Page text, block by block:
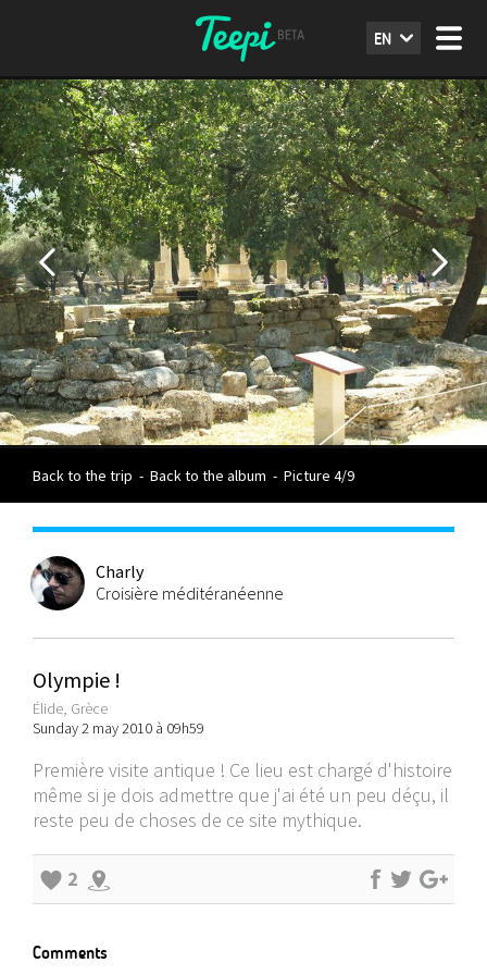
EN
Back to the trip - Back to the album - Picture 4/9
Charly
Croisière méditéranéenne
Olympie !
Élide, Grèce
Sunday 2 may 2010 à 09h59
Première visite antique ! Ce lieu est chargé d'histoire
même si je dois admettre que j'ai été un peu déçu, il
reste peu de choses de ce site mythique.
2
Comments